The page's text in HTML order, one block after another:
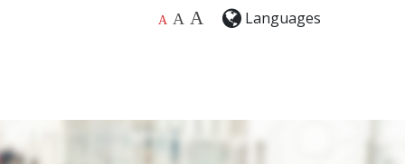
A A A Languages